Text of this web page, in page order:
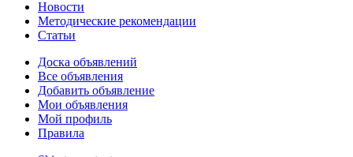
Новости
Методические рекомендации
Статьи
Доска объявлений
Все объявления
Добавить объявление
Мои объявления
Мой профиль
Правила